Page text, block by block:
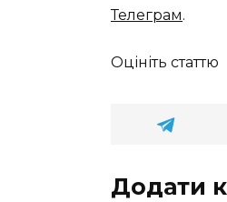
Телеграм.
Оцініть статтю
Додати